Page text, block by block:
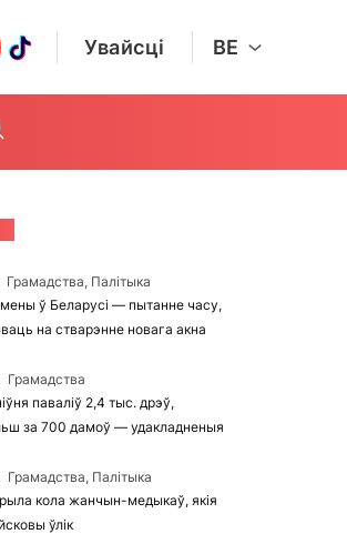
Увайсці BE
Грамадства, Палітыка
ў Беларусі — пытанне часу,
на стварэнне новага акна
Грамадства
паваліў 2,4 тыс. дрэў,
за 700 дамоў — удакладненыя
Грамадства, Палітыка
кола жанчын-медыкаў, якія
ўлік